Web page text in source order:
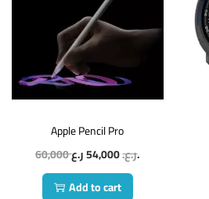
Apple Pencil Pro
60,000
ر.ع.54,000
ر.ع.
Add to cart